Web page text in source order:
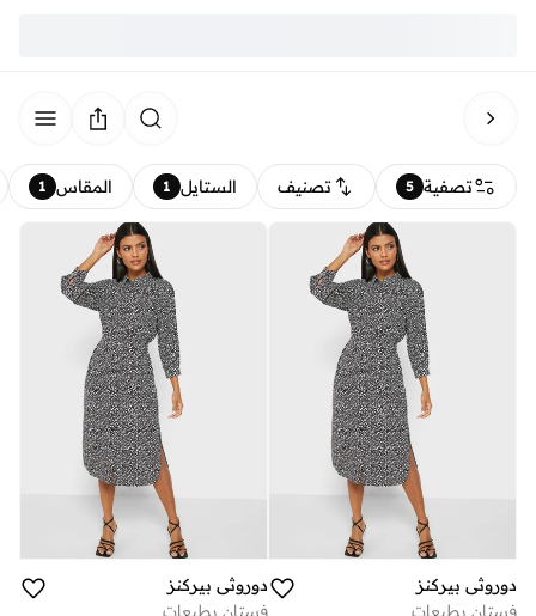
تصفية 5 تصنيف الستايل 1 المقاس 1
دوروثي بيركنز
فستان بطبعات
دوروثي بيركنز
فستان بطبعات